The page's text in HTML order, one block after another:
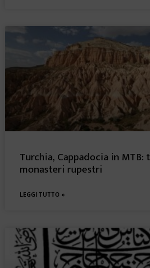
Turchia, Cappadocia in MTB:
monasteri rupestri
LEGGI TUTTO »